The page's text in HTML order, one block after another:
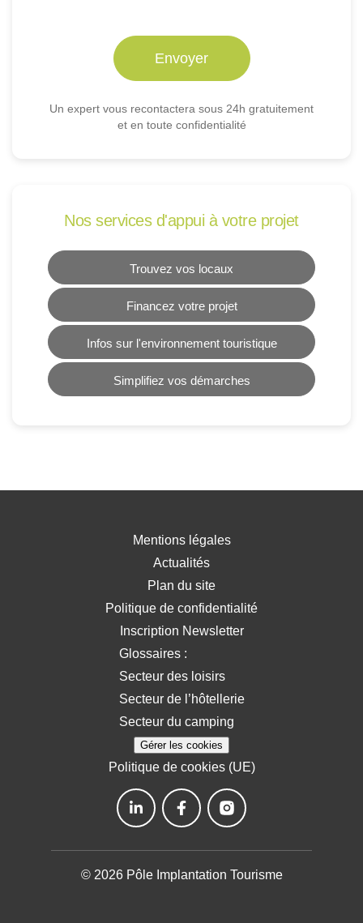
Un expert vous recontactera sous 24h gratuitement
et en toute confidentialité
Nos services d'appui à votre projet
Trouvez vos locaux
Financez votre projet
Infos sur l'environnement touristique
Simplifiez vos démarches
Mentions légales
Actualités
Plan du site
Politique de confidentialité
Inscription Newsletter
Glossaires :
Secteur des loisirs
Secteur de l’hôtellerie
Secteur du camping
Gérer les cookies
Politique de cookies (UE)
© 2026 Pôle Implantation Tourisme